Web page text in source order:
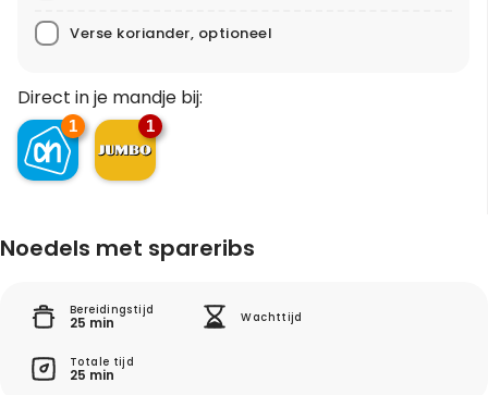
Verse koriander, optioneel
Direct in je mandje bij:
1 1
Noedels met spareribs
Bereidingstijd
25 min Wachttijd
Totale tijd
25 min